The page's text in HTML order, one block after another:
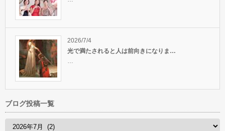
2026/7/4
光で満たされると人は前向きになりま…
…
ブログ投稿一覧